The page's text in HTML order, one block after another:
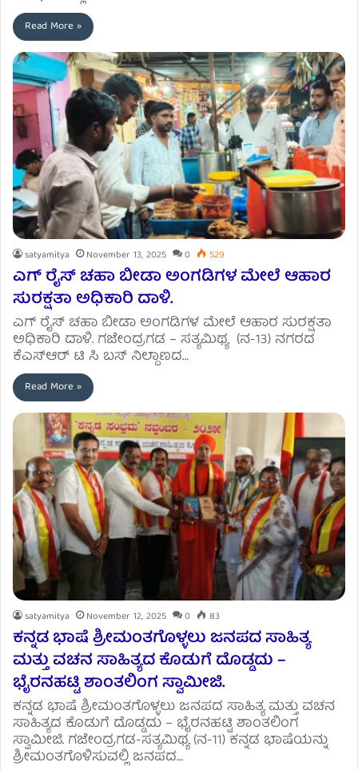
Read More »
satyamitya November 13, 2025 0 529
ಎಗ್ ರೈಸ್ ಚಹಾ ಬೀಡಾ ಅಂಗಡಿಗಳ ಮೇಲೆ ಆಹಾರ
ಸುರಕ್ಷತಾ ಅಧಿಕಾರಿ ದಾಳಿ.
ಎಗ್ ರೈಸ್ ಚಹಾ ಬೀಡಾ ಅಂಗಡಿಗಳ ಮೇಲೆ ಆಹಾರ ಸುರಕ್ಷತಾ
ಅಧಿಕಾರಿ ದಾಳಿ. ಗಜೇಂದ್ರಗಡ – ಸತ್ಯಮಿಥ್ಯ (ನ-13) ನಗರದ
ಕೆಎಸ್ಆರ್ ಟಿ ಸಿ ಬಸ್ ನಿಲ್ದಾಣದ…
Read More »
satyamitya November 12, 2025 0 83
ಕನ್ನಡ ಭಾಷೆ ಶ್ರೀಮಂತಗೊಳ್ಳಲು ಜನಪದ ಸಾಹಿತ್ಯ
ಮತ್ತು ವಚನ ಸಾಹಿತ್ಯದ ಕೊಡುಗೆ ದೊಡ್ಡದು –
ಭೈರನಹಟ್ಟಿ ಶಾಂತಲಿಂಗ ಸ್ವಾಮೀಜಿ.
ಕನ್ನಡ ಭಾಷೆ ಶ್ರೀಮಂತಗೊಳ್ಳಲು ಜನಪದ ಸಾಹಿತ್ಯ ಮತ್ತು ವಚನ
ಸಾಹಿತ್ಯದ ಕೊಡುಗೆ ದೊಡ್ಡದು – ಭೈರನಹಟ್ಟಿ ಶಾಂತಲಿಂಗ
ಸ್ವಾಮೀಜಿ. ಗಜೇಂದ್ರಗಡ-ಸತ್ಯಮಿಥ್ಯ (ನ-11) ಕನ್ನಡ ಭಾಷೆಯನ್ನು
ಶ್ರೀಮಂತಗೊಳಿಸುವಲ್ಲಿ ಜನಪದ…